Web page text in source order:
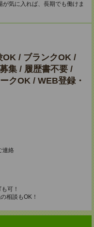
に入れば、長期でも働けま
OK / ブランクOK /
集 / 履歴書不要 /
クOK / WEB登録・
連絡
可！
相談もOK！